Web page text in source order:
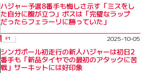
ハジャー予選8番手も悔しさ示す「ミスをし
た自分に腹が立つ」ボスは「完璧なラップ
だったらフェラーリに勝っていた」
F1 2025-10-05
シンガポール初走行の新人ハジャーは初日2
番手も「新品タイヤでの最初のアタックに苦
戦」サーキットには好印象